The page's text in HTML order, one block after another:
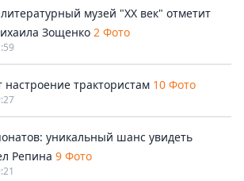
музей "ХХ век" отметит
Зощенко 2 Фото
трактористам 10 Фото
уникальный шанс увидеть
Репина 9 Фото